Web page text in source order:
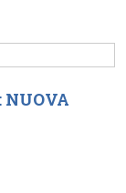
NUOVA